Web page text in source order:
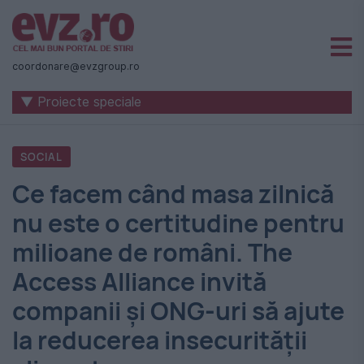
Știri
naționale
internaționale
România
-
Evenimentul
Zilei
coordonare@evzgroup.ro
▼ Proiecte speciale
SOCIAL
Ce facem când masa zilnică
nu este o certitudine pentru
milioane de români. The
Access Alliance invită
companii și ONG-uri să ajute
la reducerea insecurității